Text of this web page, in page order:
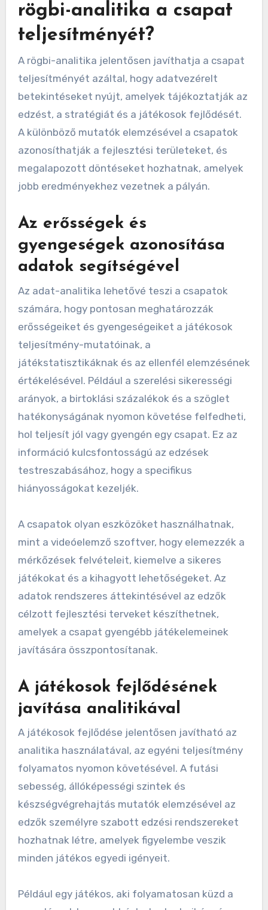
rögbi-analitika a csapat
teljesítményét?
A rögbi-analitika jelentősen javíthatja a csapat
teljesítményét azáltal, hogy adatvezérelt
betekintéseket nyújt, amelyek tájékoztatják az
edzést, a stratégiát és a játékosok fejlődését.
A különböző mutatók elemzésével a csapatok
azonosíthatják a fejlesztési területeket, és
megalapozott döntéseket hozhatnak, amelyek
jobb eredményekhez vezetnek a pályán.
Az erősségek és
gyengeségek azonosítása
adatok segítségével
Az adat-analitika lehetővé teszi a csapatok
számára, hogy pontosan meghatározzák
erősségeiket és gyengeségeiket a játékosok
teljesítmény-mutatóinak, a
játékstatisztikáknak és az ellenfél elemzésének
értékelésével. Például a szerelési sikerességi
arányok, a birtoklási százalékok és a szöglet
hatékonyságának nyomon követése felfedheti,
hol teljesít jól vagy gyengén egy csapat. Ez az
információ kulcsfontosságú az edzések
testreszabásához, hogy a specifikus
hiányosságokat kezeljék.
A csapatok olyan eszközöket használhatnak,
mint a videóelemző szoftver, hogy elemezzék a
mérkőzések felvételeit, kiemelve a sikeres
játékokat és a kihagyott lehetőségeket. Az
adatok rendszeres áttekintésével az edzők
célzott fejlesztési terveket készíthetnek,
amelyek a csapat gyengébb játékelemeinek
javítására összpontosítanak.
A játékosok fejlődésének
javítása analitikával
A játékosok fejlődése jelentősen javítható az
analitika használatával, az egyéni teljesítmény
folyamatos nyomon követésével. A futási
sebesség, állóképességi szintek és
készségvégrehajtás mutatók elemzésével az
edzők személyre szabott edzési rendszereket
hozhatnak létre, amelyek figyelembe veszik
minden játékos egyedi igényeit.
Például egy játékos, aki folyamatosan küzd a